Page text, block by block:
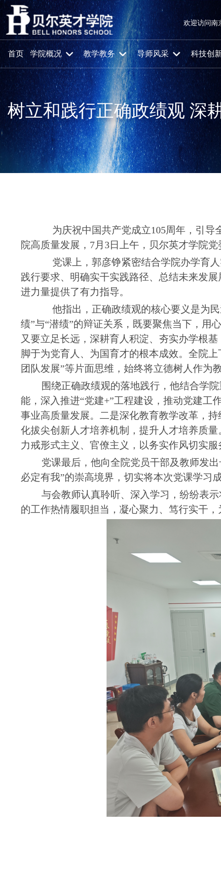
欢迎访问南
首页 学院概况 教学教务 导师风采 科技创
树立和践行正确政绩观
为庆祝中国共产党成立105周年，引导
院高质量发展， 7月 3日上午，贝尔英才学院
党课上，郭彦铮紧密结合学院办学育
践行要求、明确实干实践路径、总结未来发
进力量提供了有力指导。
他指出，正确政绩观的核心要义是为
绩”与“潜绩”的辩证关系，既要聚焦当下，用
又要立足长远，深耕育人积淀、夯实办学根
脚于为党育人、为国育才的根本成效。全院
团队发展”等片面思维，始终将立德树人作为
围绕正确政绩观的落地践行，他结合学
能，深入推进“党建+”工程建设，推动党建工
事业高质量发展。二是深化教育教学改革，
化拔尖创新人才培养机制，提升人才培养质
力戒形式主义、官僚主义，以务实作风切实
党课最后，他向全院党员干部及教师发
必定有我”的崇高境界，切实将本次党课学习
与会教师认真聆听、深入学习，纷纷表
的工作热情履职担当，凝心聚力、笃行实干